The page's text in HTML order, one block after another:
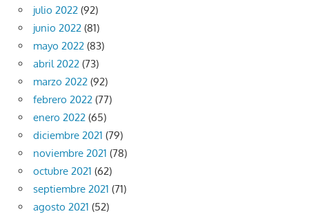
julio 2022 (92)
junio 2022 (81)
mayo 2022 (83)
abril 2022 (73)
marzo 2022 (92)
febrero 2022 (77)
enero 2022 (65)
diciembre 2021 (79)
noviembre 2021 (78)
octubre 2021 (62)
septiembre 2021 (71)
agosto 2021 (52)